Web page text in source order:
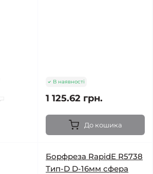
В наявності
1 125.62 грн.
До кошика
Борфреза RapidE R5738
Тип-D D-16мм сфера